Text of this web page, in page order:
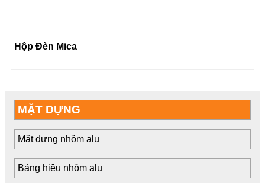
Hộp Đèn Mica
MẶT DỰNG
Mặt dựng nhôm alu
Bảng hiệu nhôm alu